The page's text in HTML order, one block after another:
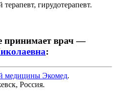
гирудотерапевт.
принимает врач —
:
медицины Экомед.
Россия.